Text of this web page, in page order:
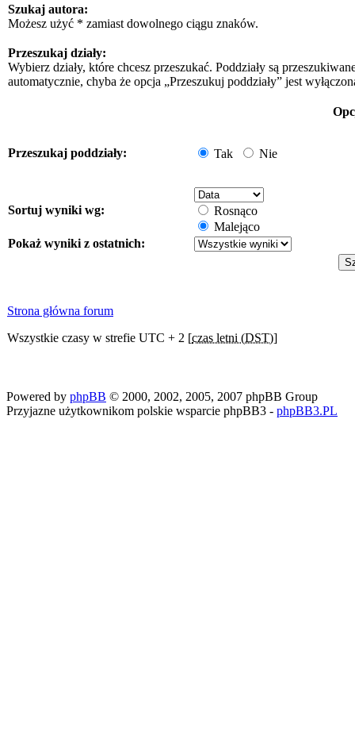
Szukaj autora:
Możesz użyć * zamiast dowolnego ciągu znaków.
Przeszukaj działy:
Wybierz działy, które chcesz przeszukać. Poddziały są
automatycznie, chyba że opcja „Przeszukuj poddziały” jest
Przeszukaj poddziały: Tak Nie
Sortuj wyniki wg:
Rosnąco
Malejąco
Pokaż wyniki z ostatnich:
Strona główna forum
Wszystkie czasy w strefie UTC + 2 [czas letni (DST)]
Powered by phpBB © 2000, 2002, 2005, 2007 phpBB Group
Przyjazne użytkownikom polskie wsparcie phpBB3 - phpBB3.PL